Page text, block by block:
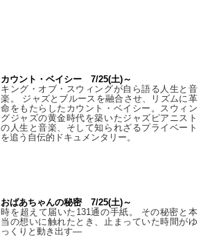
カウント・ベイシー 7/25(土)～
キング・オブ・スウィングが自ら語る人生と音
楽。 ジャズとブルースを融合させ、リズムに革
命をもたらしたカウント・ベイシー。スウィン
グジャズの黄金時代を築いたジャズピアニスト
の人生と音楽、そして知られざるプライベート
を追う自伝的ドキュメンタリー。
おばあちゃんの秘密 7/25(土)～
時を超えて届いた131通の手紙。 その秘密と本
当の想いに触れたとき、止まっていた時間がゆ
っくりと動き出す―